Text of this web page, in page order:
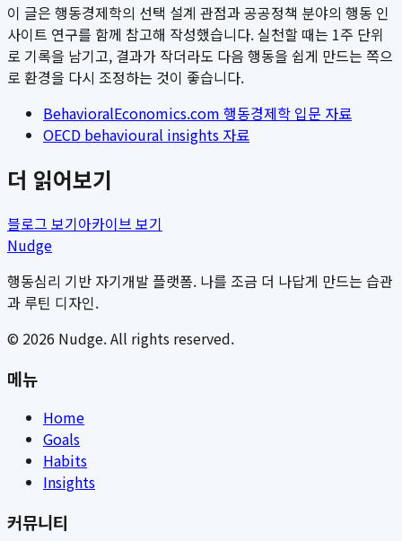
이 글은 행동경제학의 선택 설계 관점과 공공정책 분야의 행동 인
사이트 연구를 함께 참고해 작성했습니다. 실천할 때는 1주 단위
로 기록을 남기고, 결과가 작더라도 다음 행동을 쉽게 만드는 쪽으
로 환경을 다시 조정하는 것이 좋습니다.
BehavioralEconomics.com 행동경제학 입문 자료
OECD behavioural insights 자료
더 읽어보기
블로그 보기아카이브 보기
Nudge
행동심리 기반 자기개발 플랫폼. 나를 조금 더 나답게 만드는 습관
과 루틴 디자인.
© 2026 Nudge. All rights reserved.
메뉴
Home
Goals
Habits
Insights
커뮤니티